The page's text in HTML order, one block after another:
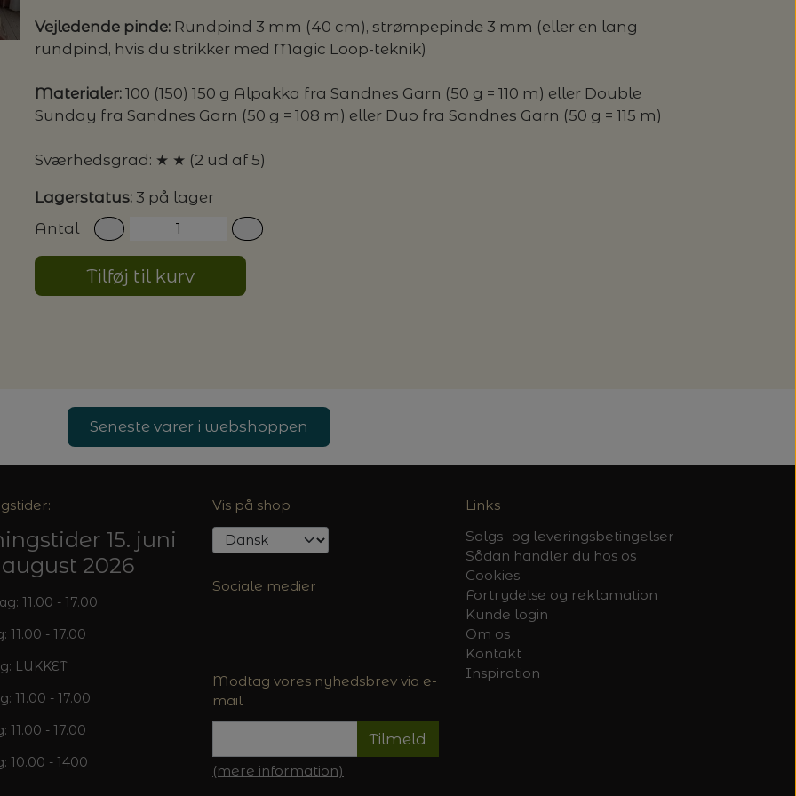
MILJØVENLIGE VASKEMIDLER
Vejledende pinde: Rundpind 3 mm (40 cm), strømpepinde 3 mm (eller en lang
rundpind, hvis du strikker med Magic Loop-teknik)
Materialer: 100 (150) 150 g Alpakka fra Sandnes Garn (50 g = 110 m) eller Double
Sunday fra Sandnes Garn (50 g = 108 m) eller Duo fra Sandnes Garn (50 g = 115 m)
Sværhedsgrad: ★ ★ (2 ud af 5)
Lagerstatus: 3 på lager
Antal
Tilføj til kurv
Seneste varer i webshoppen
15. juni
august 2026
11.00 - 17.00
11.00 - 17.00
LUKKET
11.00 - 17.00
11.00 - 17.00
10.00 - 1400
Vis på shop
Sociale medier
Modtag vores nyhedsbrev via e-
mail
Tilmeld
(mere information)
Links
Salgs- og leveringsbetingelser
Sådan handler du hos os
Cookies
Fortrydelse og reklamation
Kunde login
Om os
Kontakt
Inspiration